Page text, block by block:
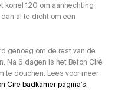
korrel 120 om aanhechting
al te dicht om een
genoeg om de rest van de
Na 6 dagen is het Beton Ciré
te douchen. Lees voor meer
Cire badkamer pagina’s.